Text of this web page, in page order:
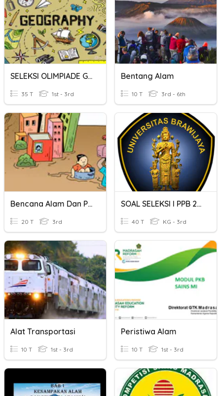
SELEKSI OLIMPIADE GEOGRAFI SMA
35 T 1st - 3rd
Bentang Alam
10 T 3rd - 6th
Bencana Alam Dan Pelestarian Alam
20 T 3rd
SOAL SELEKSI I PPB 2020
40 T KG - 3rd
Alat Transportasi
10 T 1st - 3rd
Peristiwa Alam
10 T 1st - 3rd